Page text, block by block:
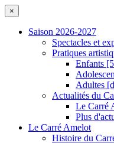
×
Saison 2026-2027
Spectacles et
Pratiques
Enfants
Adultes
Actualités du
Le Carré
Plus
Le Carré Amelot
Histoire du